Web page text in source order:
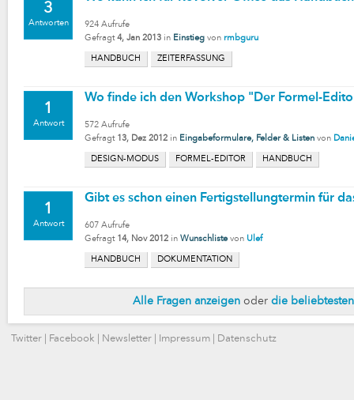
3
Antworten 924 Aufrufe
Gefragt 4, Jan 2013 in Einstieg von rmbguru
HANDBUCH ZEITERFASSUNG
1
Antwort
Wo finde ich den Workshop "Der Formel-
572 Aufrufe
Gefragt 13, Dez 2012 in Eingabeformulare, Felder & Listen von
DESIGN-MODUS FORMEL-EDITOR HANDBUCH
1
Antwort
Gibt es schon einen Fertigstellungtermin für
607 Aufrufe
Gefragt 14, Nov 2012 in Wunschliste von Ulef
HANDBUCH DOKUMENTATION
Alle Fragen anzeigen oder die beliebtesten
Twitter Facebook Newsletter Impressum Datenschutz